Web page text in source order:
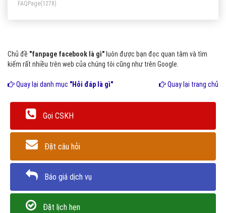
FAQPage(1278)
Chủ đề "fanpage facebook là gì" luôn được bạn đọc quan tâm và tìm
kiếm rất nhiều trên web của chúng tôi cũng như trên Google.
Quay lại danh mục "Hỏi đáp là gì" Quay lại trang chủ
Gọi CSKH
Đặt câu hỏi
Báo giá dịch vụ
Đặt lịch hẹn